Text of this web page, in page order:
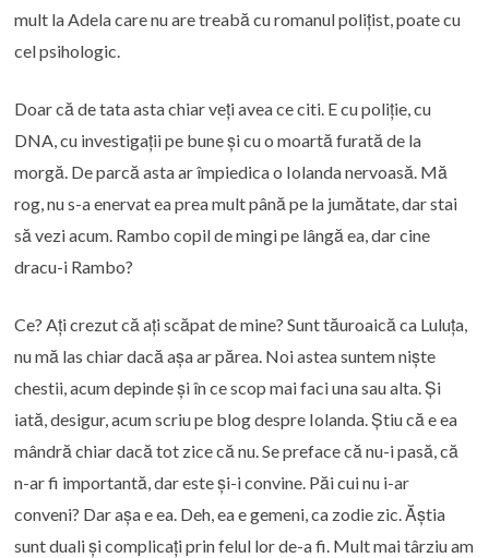
mult la Adela care nu are treabă cu romanul polițist, poate cu
cel psihologic.
Doar că de tata asta chiar veți avea ce citi. E cu poliție, cu
DNA, cu investigații pe bune și cu o moartă furată de la
morgă. De parcă asta ar împiedica o Iolanda nervoasă. Mă
rog, nu s-a enervat ea prea mult până pe la jumătate, dar stai
să vezi acum. Rambo copil de mingi pe lângă ea, dar cine
dracu-i Rambo?
Ce? Ați crezut că ați scăpat de mine? Sunt tăuroaică ca Luluța,
nu mă las chiar dacă așa ar părea. Noi astea suntem niște
chestii, acum depinde și în ce scop mai faci una sau alta. Și
iată, desigur, acum scriu pe blog despre Iolanda. Știu că e ea
mândră chiar dacă tot zice că nu. Se preface că nu-i pasă, că
n-ar fi importantă, dar este și-i convine. Păi cui nu i-ar
conveni? Dar așa e ea. Deh, ea e gemeni, ca zodie zic. Ăștia
sunt duali și complicați prin felul lor de-a fi. Mult mai târziu am